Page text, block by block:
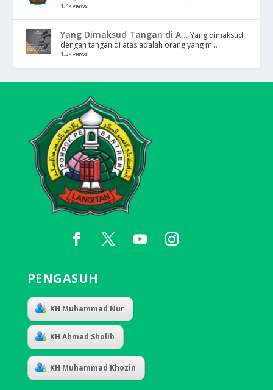
1.4k views
Yang Dimaksud Tangan di A... Yang dimaksud
dengan tangan di atas adalah orang yang m...
1.3k views
PENGASUH
KH Muhammad Nur
KH Ahmad Sholih
KH Muhammad Khozin